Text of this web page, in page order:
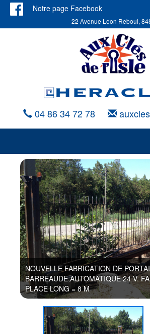
Notre page Facebook
22 Avenue Leon Reboul,
04 86 34 72 78
NOUVELLE FABRICATION DE
BARREAUDE,AUTOMATIQUE 24 V.
PLACE LONG = 8 M